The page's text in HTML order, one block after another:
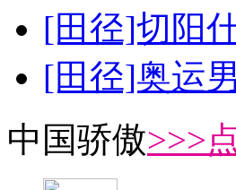
[田径]切阳
[田径]奥运
中国骄傲>>>